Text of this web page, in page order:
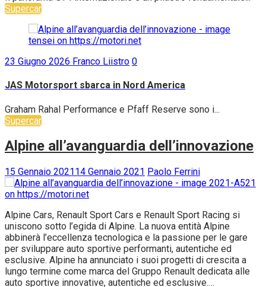
Il panorama GT4 internazionale è un pilastro fondamentale...
Supercar
23 Giugno 2026Franco Liistro 0
JAS Motorsport sbarca in Nord America
Graham Rahal Performance e Pfaff Reserve sono i...
Supercar
Alpine all’avanguardia dell’innovazione
15 Gennaio 202114 Gennaio 2021
Alpine Cars, Renault Sport Cars e Renault Sport Racing si
uniscono sotto l’egida di Alpine. La nuova entità Alpine
abbinerà l’eccellenza tecnologica e la passione per le gare
per sviluppare auto sportive performanti, autentiche ed
esclusive. Alpine ha annunciato i suoi progetti di crescita a